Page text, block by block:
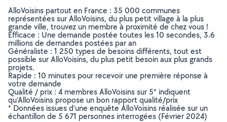
AlloVoisins partout en France : 35 000 communes
représentées sur AlloVoisins, du plus petit village à la plus
grande ville, trouvez un membre à proximité de chez vous !
Efficace : Une demande postée toutes les 10 secondes, 3.6
millions de demandes postées par an
Généraliste : 1 250 types de besoins différents, tout est
possible sur AlloVoisins, du plus petit besoin aux plus grands
projets.
Rapide : 10 minutes pour recevoir une première réponse à
votre demande
Qualité / prix : 4 membres AlloVoisins sur 5* indiquent
qu’AlloVoisins propose un bon rapport qualité/prix
* Données issues d’une enquête AlloVoisins réalisée sur un
échantillon de 5 671 personnes interrogées (Février 2024)